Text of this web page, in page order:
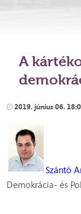
A
2019. június 06.
Szántó
Demokrácia- és